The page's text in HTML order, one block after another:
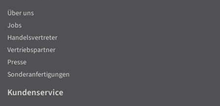
Über uns
Jobs
Handelsvertreter
Vertriebspartner
Presse
Sonderanfertigungen
Kundenservice